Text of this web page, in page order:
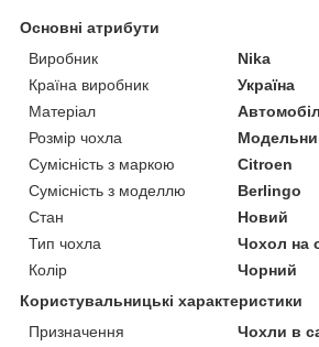
Основні атрибути
Виробник
Nika
Країна виробник
Україна
Матеріал
Розмір чохла
Сумісність з маркою
Citroen
Сумісність з моделлю
Berlingo
Стан
Новий
Тип чохла
Чохол на
Колір
Чорний
Користувальницькі характеристики
Призначення
Чохли в